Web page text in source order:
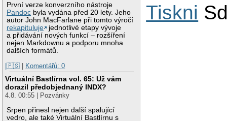
První verze konverzního nástroje
Pandoc byla vydána před 20 lety. Jeho
autor John MacFarlane při tomto výročí
rekapituluje
jednotlivé etapy vývoje
a přidávání nových funkcí – rozšíření
nejen Markdownu a podporu mnoha
dalších formátů.
|🇵🇸 | Komentářů: 0
Virtuální Bastlírna vol. 65: Už vám
dorazil předobjednaný INDX?
4.8. 00:55 | Pozvánky
Srpen přinesl nejen další spalující
vedro, ale také Virtuální Bastlírnu s
Tiskni